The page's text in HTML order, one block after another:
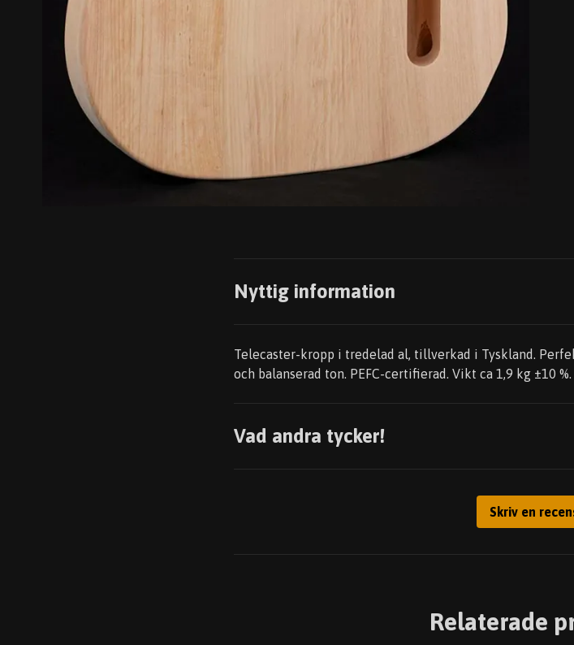
Nyttig information
Telecaster-kropp i tredelad al, tillverkad i Tyskland.
och balanserad ton. PEFC-certifierad. Vikt ca 1,9 kg ±10 %.
Vad andra tycker!
Skriv en
Relaterade